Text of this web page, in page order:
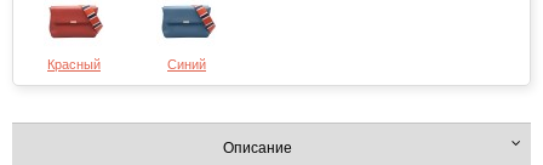
Красный Синий
Описание